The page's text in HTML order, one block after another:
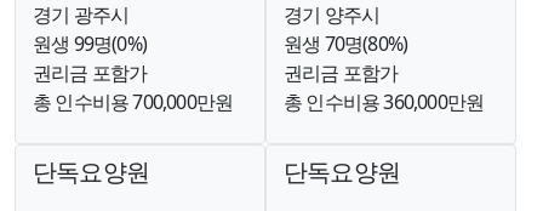
경기 광주시
원생 99명(0%)
권리금 포함가
총 인수비용 700,000만원
경기 양주시
원생 70명(80%)
권리금 포함가
총 인수비용 360,000만원
단독요양원 단독요양원